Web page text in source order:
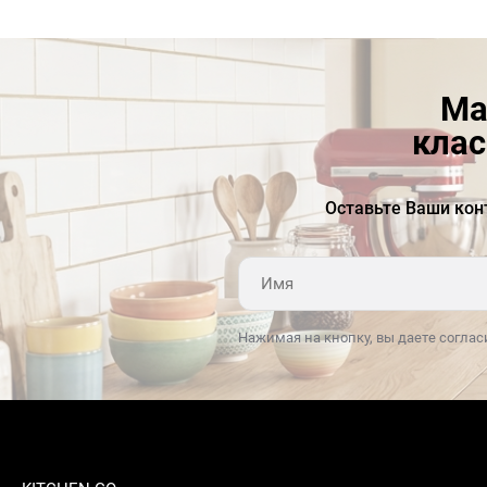
Оставьте Ваши
Нажимая на кнопку, вы даете